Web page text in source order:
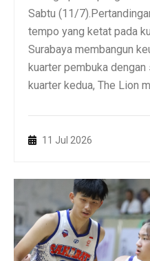
Sabtu (11/
tempo yang ketat pada
Surabaya membangun
kuarter pembuka
kuarter kedua, The Lion
11 Jul 2026